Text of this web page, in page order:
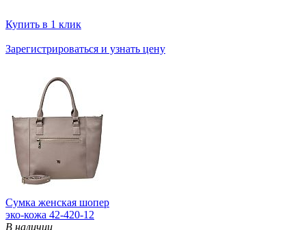
Купить в 1 клик
Зарегистрироваться и узнать цену
Сумка женская шопер
эко-кожа 42-420-12
В наличии